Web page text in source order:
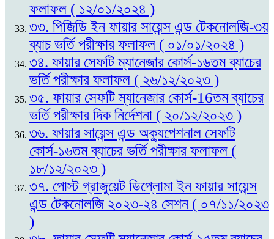
ফলাফল ( ১২/০১/২০২৪ )
৩৩. পিজিডি ইন ফায়ার সায়েন্স এন্ড টেকনোলজি-৩য়
ব্যাচ ভর্তি পরীক্ষার ফলাফল ( ০১/০১/২০২৪ )
৩৪. ফায়ার সেফটি ম্যানেজার কোর্স-১৬তম ব্যাচের
ভর্তি পরীক্ষার ফলাফল ( ২৬/১২/২০২৩ )
৩৫. ফায়ার সেফটি ম্যানেজার কোর্স-16তম ব্যাচের
ভর্তি পরীক্ষার দিক নির্দেশনা ( ২০/১২/২০২৩ )
৩৬. ফায়ার সায়েন্স এন্ড অক্যুপেশনাল সেফটি
কোর্স-১৬তম ব্যাচের ভর্তি পরীক্ষার ফলাফল (
১৮/১২/২০২৩ )
৩৭. পোস্ট গ্রাজুয়েট ডিপ্লোমা ইন ফায়ার সায়েন্স
এন্ড টেকনোলজি ২০২৩-২৪ সেশন ( ০৭/১১/২০২৩
)